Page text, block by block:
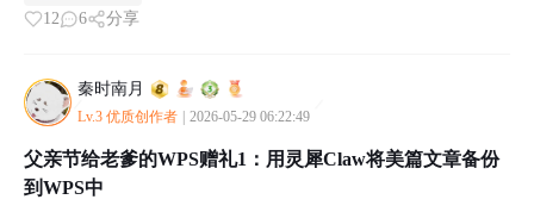
12 6 分享
秦时南月
Lv.3 优质创作者 2026-05-29 06:22:49
父亲节给老爹的WPS赠礼1：用灵犀Claw将美篇文章备份
到WPS中